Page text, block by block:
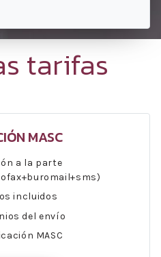
tarifas
MASC
a la parte
incluidos
del envío
MASC